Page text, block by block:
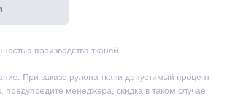
производства тканей.
При заказе рулона ткани допустимый процент
менеджера, скидка в таком случае